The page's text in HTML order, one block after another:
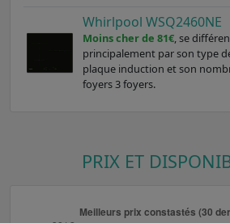
Whirlpool WSQ2460NE
Moins cher de 81€, se
principalement par son type
plaque induction et son
foyers 3 foyers.
PRIX ET